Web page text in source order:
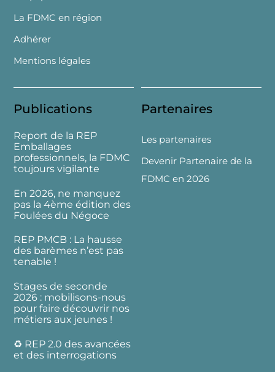
La FDMC en région
Adhérer
Mentions légales
Publications
Report de la REP
Emballages
professionnels, la FDMC
toujours vigilante
En 2026, ne manquez
pas la 4ème édition des
Foulées du Négoce
REP PMCB : La hausse
des barèmes n’est pas
tenable !
Stages de seconde
2026 : mobilisons-nous
pour faire découvrir nos
métiers aux jeunes !
♻️ REP 2.0 des avancées
et des interrogations
Partenaires
Les partenaires
Devenir Partenaire de la
FDMC en 2026